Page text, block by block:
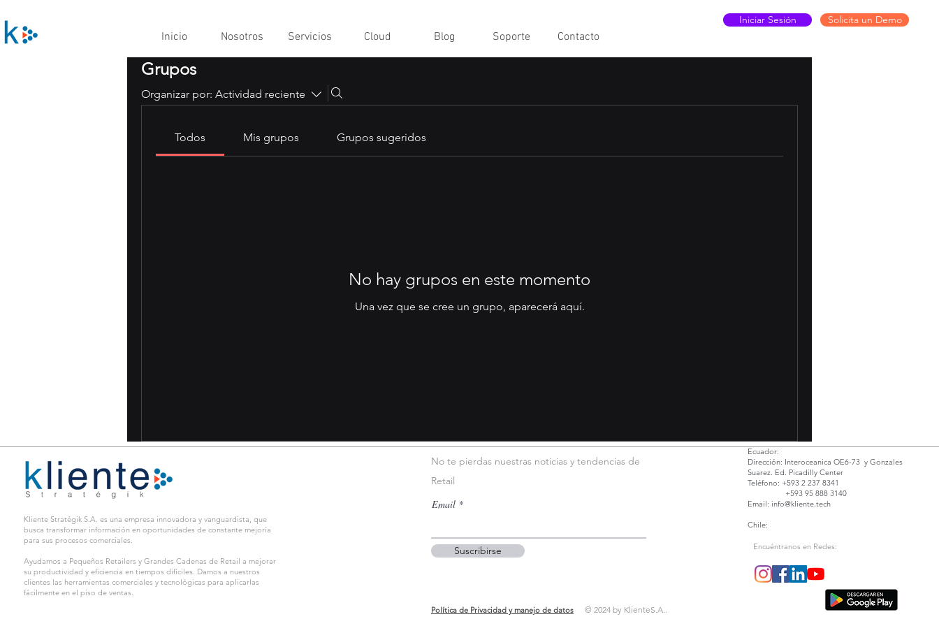
Inicio Nosotros Servicios Cloud Blog Soporte Contacto
Iniciar Sesión Solicita un Demo
Grupos
Organizar por: Actividad reciente
Todos Mis grupos Grupos sugeridos
No hay grupos en este momento
Una vez que se cree un grupo, aparecerá aquí.
Kliente Stratégik S.A. es una empresa innovadora y vanguardista, que
busca transformar información en oportunidades de constante mejoría
para sus procesos comerciales.
Ayudamos a Pequeños Retailers y Grandes Cadenas de Retail a mejorar
su productividad y eficiencia en tiempos difíciles. Damos a nuestros
clientes las herramientas comerciales y tecnológicas para aplicarlas
fácilmente en el piso de ventas.
No te pierdas nuestras noticias y tendencias de
Retail
Email
Suscribirse
Política de Privacidad y manejo de datos © 2024 by KlienteS.A..
Ecuador:
Dirección: Interoceanica OE6-73 y Gonzales
Suarez. Ed. Picadilly Center
Teléfono: +593 2 237 8341
+593 95 888 3140
Email: info@kliente.tech
Chile:
Encuéntranos en Redes: